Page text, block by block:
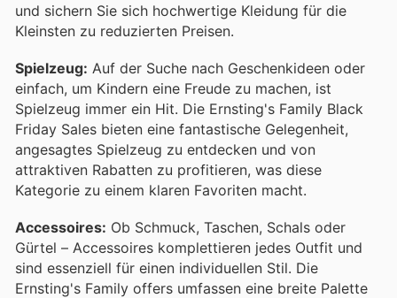
und sichern Sie sich hochwertige Kleidung für die
Kleinsten zu reduzierten Preisen.
Spielzeug: Auf der Suche nach Geschenkideen oder
einfach, um Kindern eine Freude zu machen, ist
Spielzeug immer ein Hit. Die Ernsting's Family Black
Friday Sales bieten eine fantastische Gelegenheit,
angesagtes Spielzeug zu entdecken und von
attraktiven Rabatten zu profitieren, was diese
Kategorie zu einem klaren Favoriten macht.
Accessoires: Ob Schmuck, Taschen, Schals oder
Gürtel – Accessoires komplettieren jedes Outfit und
sind essenziell für einen individuellen Stil. Die
Ernsting's Family offers umfassen eine breite Palette